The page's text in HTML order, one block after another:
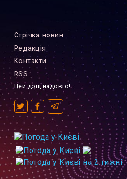
Стрiчка новин
Редакцiя
Контакти
RSS
Цей дощ надовго!